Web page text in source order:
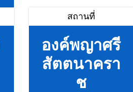
สถานที่
องค์พญาศรี
สัตตนาครา
ช